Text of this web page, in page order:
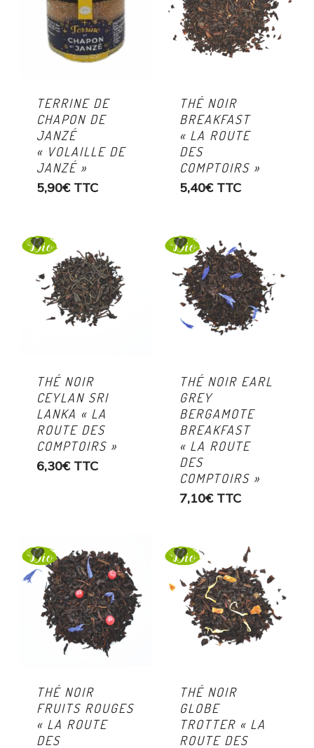
TERRINE DE
CHAPON DE
JANZÉ
« VOLAILLE DE
JANZÉ »
5,90€ TTC
THÉ NOIR
BREAKFAST
« LA ROUTE
DES
COMPTOIRS »
5,40€ TTC
THÉ NOIR
CEYLAN SRI
LANKA « LA
ROUTE DES
COMPTOIRS »
6,30€ TTC
THÉ NOIR EARL
GREY
BERGAMOTE
BREAKFAST
« LA ROUTE
DES
COMPTOIRS »
7,10€ TTC
THÉ NOIR
FRUITS ROUGES
« LA ROUTE
DES
THÉ NOIR
GLOBE
TROTTER « LA
ROUTE DES